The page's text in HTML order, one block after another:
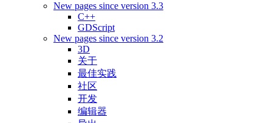
New pages since version 3.3
C++
GDScript
New pages since version 3.2
3D
关于
最佳实践
社区
开发
编辑器